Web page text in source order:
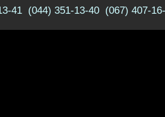
41 (044) 351-13-40 (067) 407-